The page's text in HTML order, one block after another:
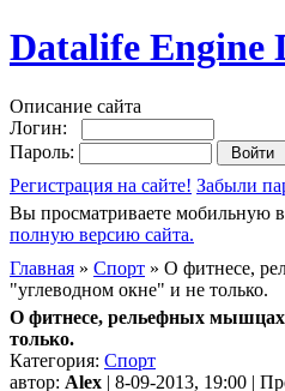
Datalife Engine
Описание сайта
Логин:
Пароль:
Регистрация на сайте! Забыли
Вы просматриваете мобильную
полную версию сайта.
Главная » Спорт » О фитнесе,
"углеводном окне" и не только.
О фитнесе, рельефных
только.
Категория: Спорт
автор: Alex | 8-09-2013, 19:00 |